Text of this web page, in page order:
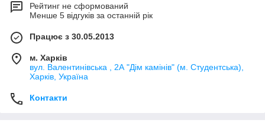
Рейтинг не сформований
Менше 5 відгуків за останній рік
Працює з 30.05.2013
м. Харків
вул. Валентинівська , 2А "Дім камінів" (м. Студентська),
Харків, Україна
Контакти